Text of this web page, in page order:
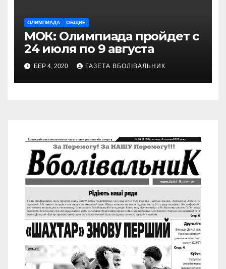
ОЛИМПИАДА ОБЩИЕ
МОК: Олимпиада пройдет с
24 июля по 9 августа
БЕР 4, 2020 ГАЗЕТА ВБОЛІВАЛЬНИК